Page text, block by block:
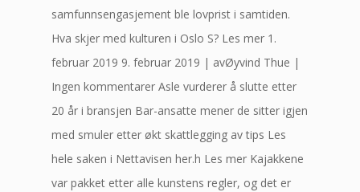
samfunnsengasjement ble lovprist i samtiden.
Hva skjer med kulturen i Oslo S? Les mer 1.
februar 2019 9. februar 2019 | avØyvind Thue |
Ingen kommentarer Asle vurderer å slutte etter
20 år i bransjen Bar-ansatte mener de sitter igjen
med smuler etter økt skattlegging av tips Les
hele saken i Nettavisen her.h Les mer Kajakkene
var pakket etter alle kunstens regler, og det er